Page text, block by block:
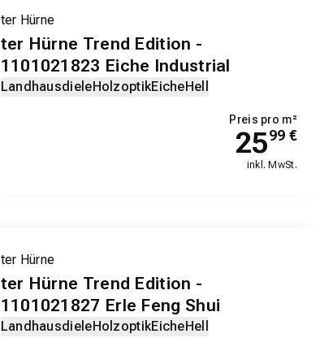
ter Hürne
ter Hürne Trend Edition -
1101021823 Eiche Industrial
LandhausdieleHolzoptikEicheHell
Preis pro m²
2599 €
inkl. MwSt.
ter Hürne
ter Hürne Trend Edition -
1101021827 Erle Feng Shui
LandhausdieleHolzoptikEicheHell